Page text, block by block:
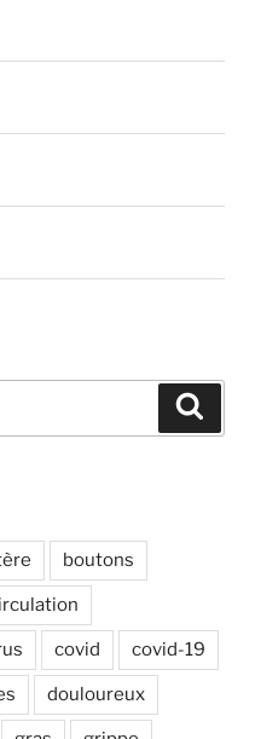
boutons
covid covid-19
douloureux